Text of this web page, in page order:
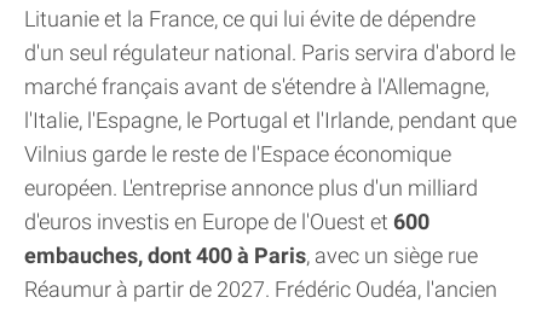
Lituanie et la France, ce qui lui évite de dépendre
d'un seul régulateur national. Paris servira d'abord le
marché français avant de s'étendre à l'Allemagne,
l'Italie, l'Espagne, le Portugal et l'Irlande, pendant que
Vilnius garde le reste de l'Espace économique
européen. L'entreprise annonce plus d'un milliard
d'euros investis en Europe de l'Ouest et 600
embauches, dont 400 à Paris, avec un siège rue
Réaumur à partir de 2027. Frédéric Oudéa, l'ancien